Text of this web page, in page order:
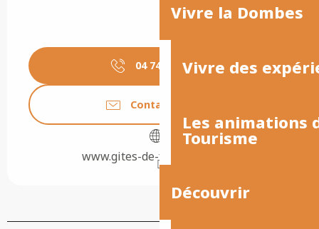
Vivre la Dombes
Vivre des
Les animations
Tourisme
Découvrir
04 74 23 82▒▒
Contactez-nous
www.gites-de-france-ain.com